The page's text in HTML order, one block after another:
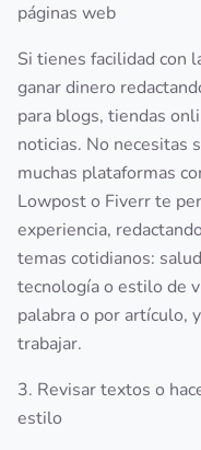
páginas web
Si tienes facilidad con
ganar dinero
para blogs, tiendas
noticias. No necesitas
muchas plataformas
Lowpost o Fiverr te
experiencia,
temas cotidianos:
tecnología o estilo de
palabra o por artículo,
trabajar.
3. Revisar textos o
estilo